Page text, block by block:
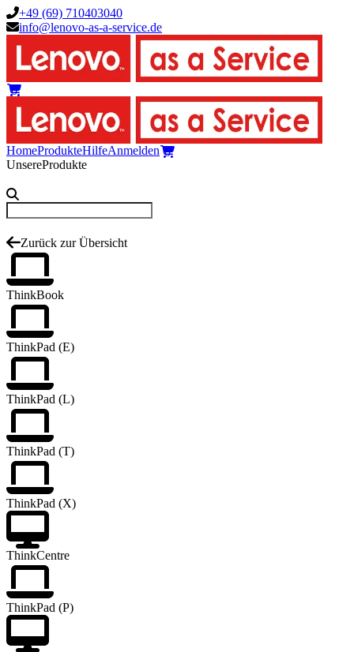
+49 (69) 710403040
info@lenovo-as-a-service.de
0
HomeProdukteHilfeAnmelden 0
UnsereProdukte
Zurück zur Übersicht
ThinkBook
ThinkPad (E)
ThinkPad (L)
ThinkPad (T)
ThinkPad (X)
ThinkCentre
ThinkPad (P)